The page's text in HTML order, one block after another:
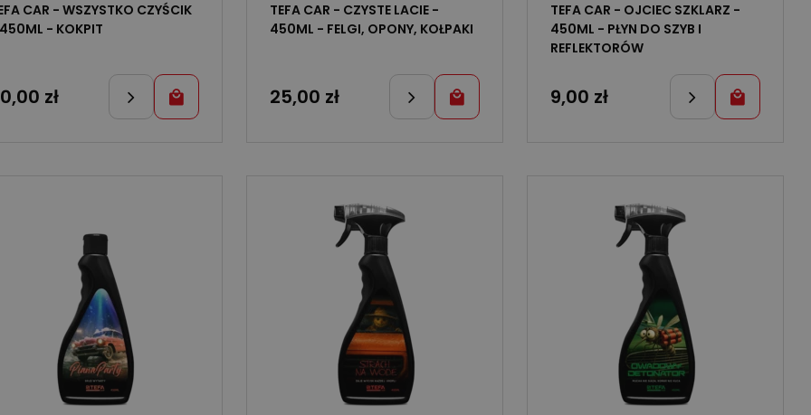
- WSZYSTKO CZYŚCIK
- KOKPIT
zł
TEFA CAR - CZYSTE LACIE -
450ML - FELGI, OPONY, KOŁPAKI
25,00 zł
TEFA CAR - OJCIEC SZKLARZ -
450ML - PŁYN DO SZYB I
REFLEKTORÓW
9,00 zł